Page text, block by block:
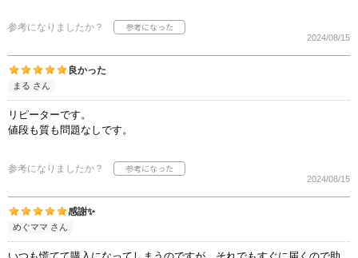
参考になりましたか？
2024/08/15
良かった
まる さん
リピーターです。
値段も質も問題なしです。
参考になりましたか？
2024/08/15
感謝✨
めぐママ さん